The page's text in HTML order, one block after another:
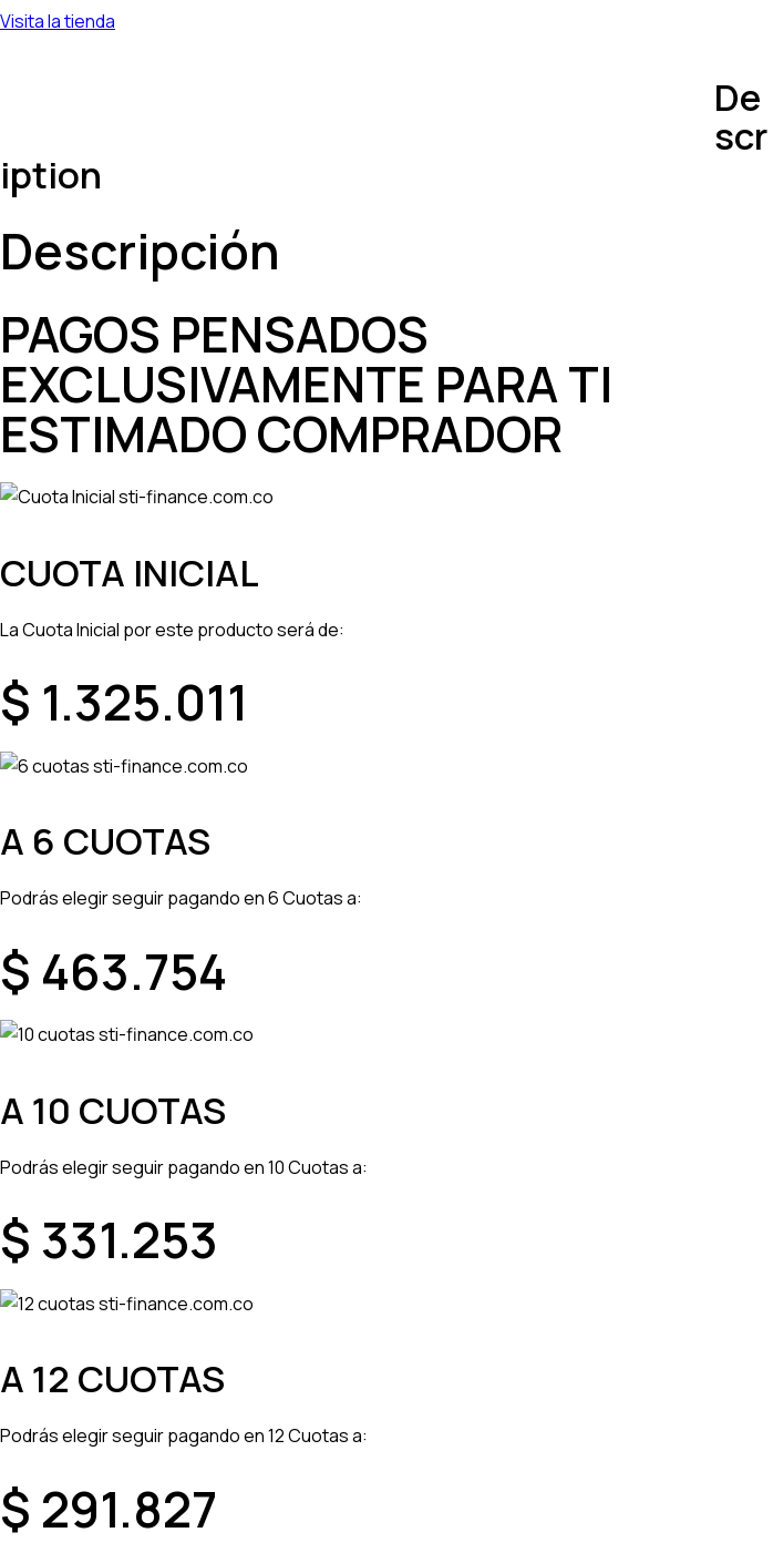
Visita la tienda
De
scr
iption
Descripción
PAGOS PENSADOS
EXCLUSIVAMENTE PARA TI
ESTIMADO COMPRADOR
CUOTA INICIAL
LaCuota Inicial por este producto será de:
$ 1.325.011
A 6 CUOTAS
Podrás elegir seguir pagando en6 Cuotasa:
$ 463.754
A 10 CUOTAS
Podrás elegir seguir pagando en10 Cuotasa:
$ 331.253
A 12 CUOTAS
Podrás elegir seguir pagando en12 Cuotasa:
$ 291.827